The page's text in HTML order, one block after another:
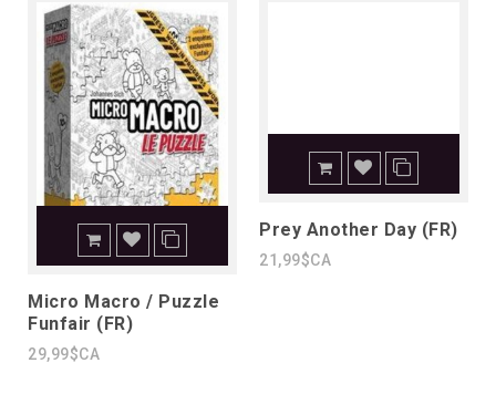
Micro Macro / Puzzle
Funfair (FR)
29,99$CA
Prey Another Day (FR)
21,99$CA